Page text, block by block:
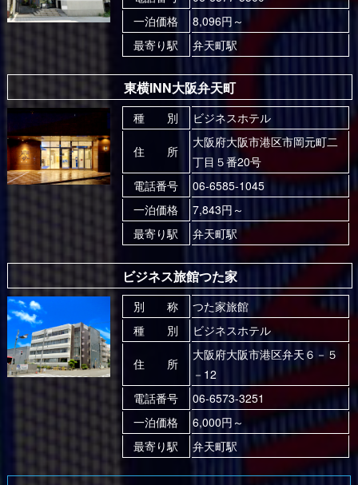
一泊価格
8,096円～
最寄り駅
弁天町駅
東横INN大阪弁天町
種 別 ビジネスホテル
住 所
大阪府大阪市港区市岡元町二
丁目５番20号
電話番号
06-6585-1045
一泊価格
7,843円～
最寄り駅
弁天町駅
ビジネス旅館つた家
別 称
つた家旅館
種 別
ビジネスホテル
住 所
大阪府大阪市港区弁天６－５
－12
電話番号
06-6573-3251
一泊価格
6,000円～
最寄り駅
弁天町駅